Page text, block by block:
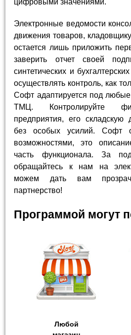
цифровыми значениями.
Электронные ведомости
движения товаров,
остается лишь приложить
заверить отчет своей
синтетических и
осуществлять контроль, как
Софт адаптируется под
ТМЦ. Контролируйте
предприятия, его складскую
без особых усилий. Софт
возможностями, это
часть функционала. За
обращайтесь к нам на
можем дать вам
партнерство!
Программой могут
Любой